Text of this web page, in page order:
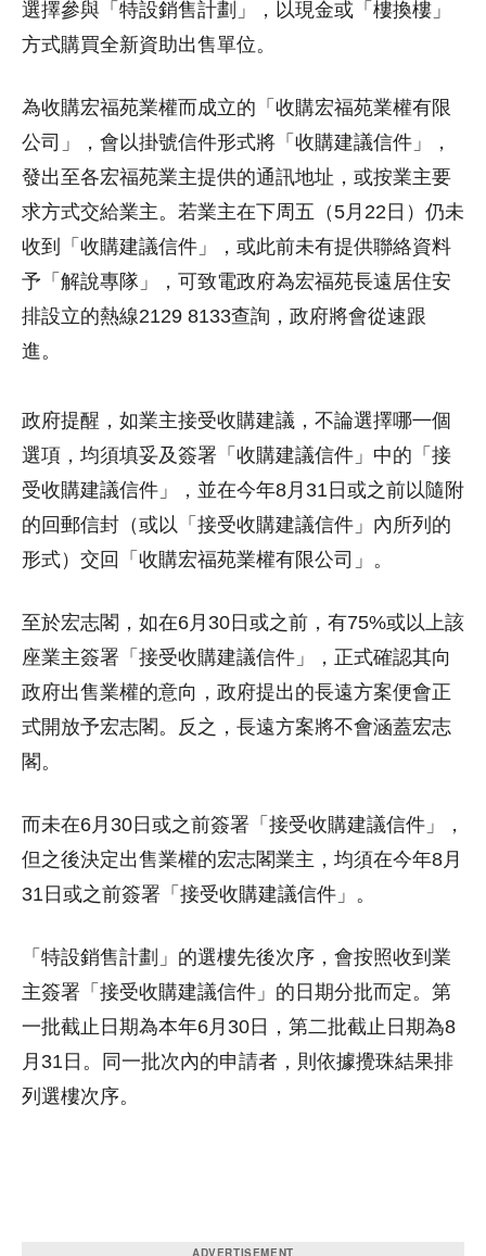
選擇參與「特設銷售計劃」，以現金或「樓換樓」
方式購買全新資助出售單位。
為收購宏福苑業權而成立的「收購宏福苑業權有限
公司」，會以掛號信件形式將「收購建議信件」，
發出至各宏福苑業主提供的通訊地址，或按業主要
求方式交給業主。若業主在下周五（5月22日）仍未
收到「收購建議信件」，或此前未有提供聯絡資料
予「解說專隊」，可致電政府為宏福苑長遠居住安
排設立的熱線2129 8133查詢，政府將會從速跟
進。
政府提醒，如業主接受收購建議，不論選擇哪㇐個
選項，均須填妥及簽署「收購建議信件」中的「接
受收購建議信件」，並在今年8月31日或之前以隨附
的回郵信封（或以「接受收購建議信件」內所列的
形式）交回「收購宏福苑業權有限公司」。
至於宏志閣，如在6月30日或之前，有75%或以上該
座業主簽署「接受收購建議信件」，正式確認其向
政府出售業權的意向，政府提出的長遠方案便會正
式開放予宏志閣。反之，長遠方案將不會涵蓋宏志
閣。
而未在6月30日或之前簽署「接受收購建議信件」，
但之後決定出售業權的宏志閣業主，均須在今年8月
31日或之前簽署「接受收購建議信件」。
「特設銷售計劃」的選樓先後次序，會按照收到業
主簽署「接受收購建議信件」的日期分批而定。第
一批截止日期為本年6月30日，第二批截止日期為8
月31日。同一批次內的申請者，則依據攪珠結果排
列選樓次序。